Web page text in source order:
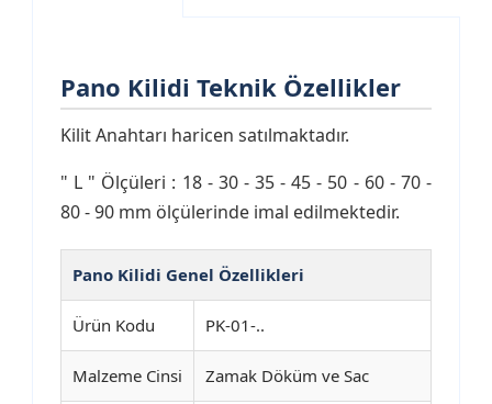
Pano Kilidi Teknik Özellikler
Kilit Anahtarı haricen satılmaktadır.
" L " Ölçüleri : 18 - 30 - 35 - 45 - 50 - 60 - 70 -
80 - 90 mm ölçülerinde imal edilmektedir.
Pano Kilidi Genel Özellikleri
Ürün Kodu PK-01-..
Malzeme Cinsi Zamak Döküm ve Sac